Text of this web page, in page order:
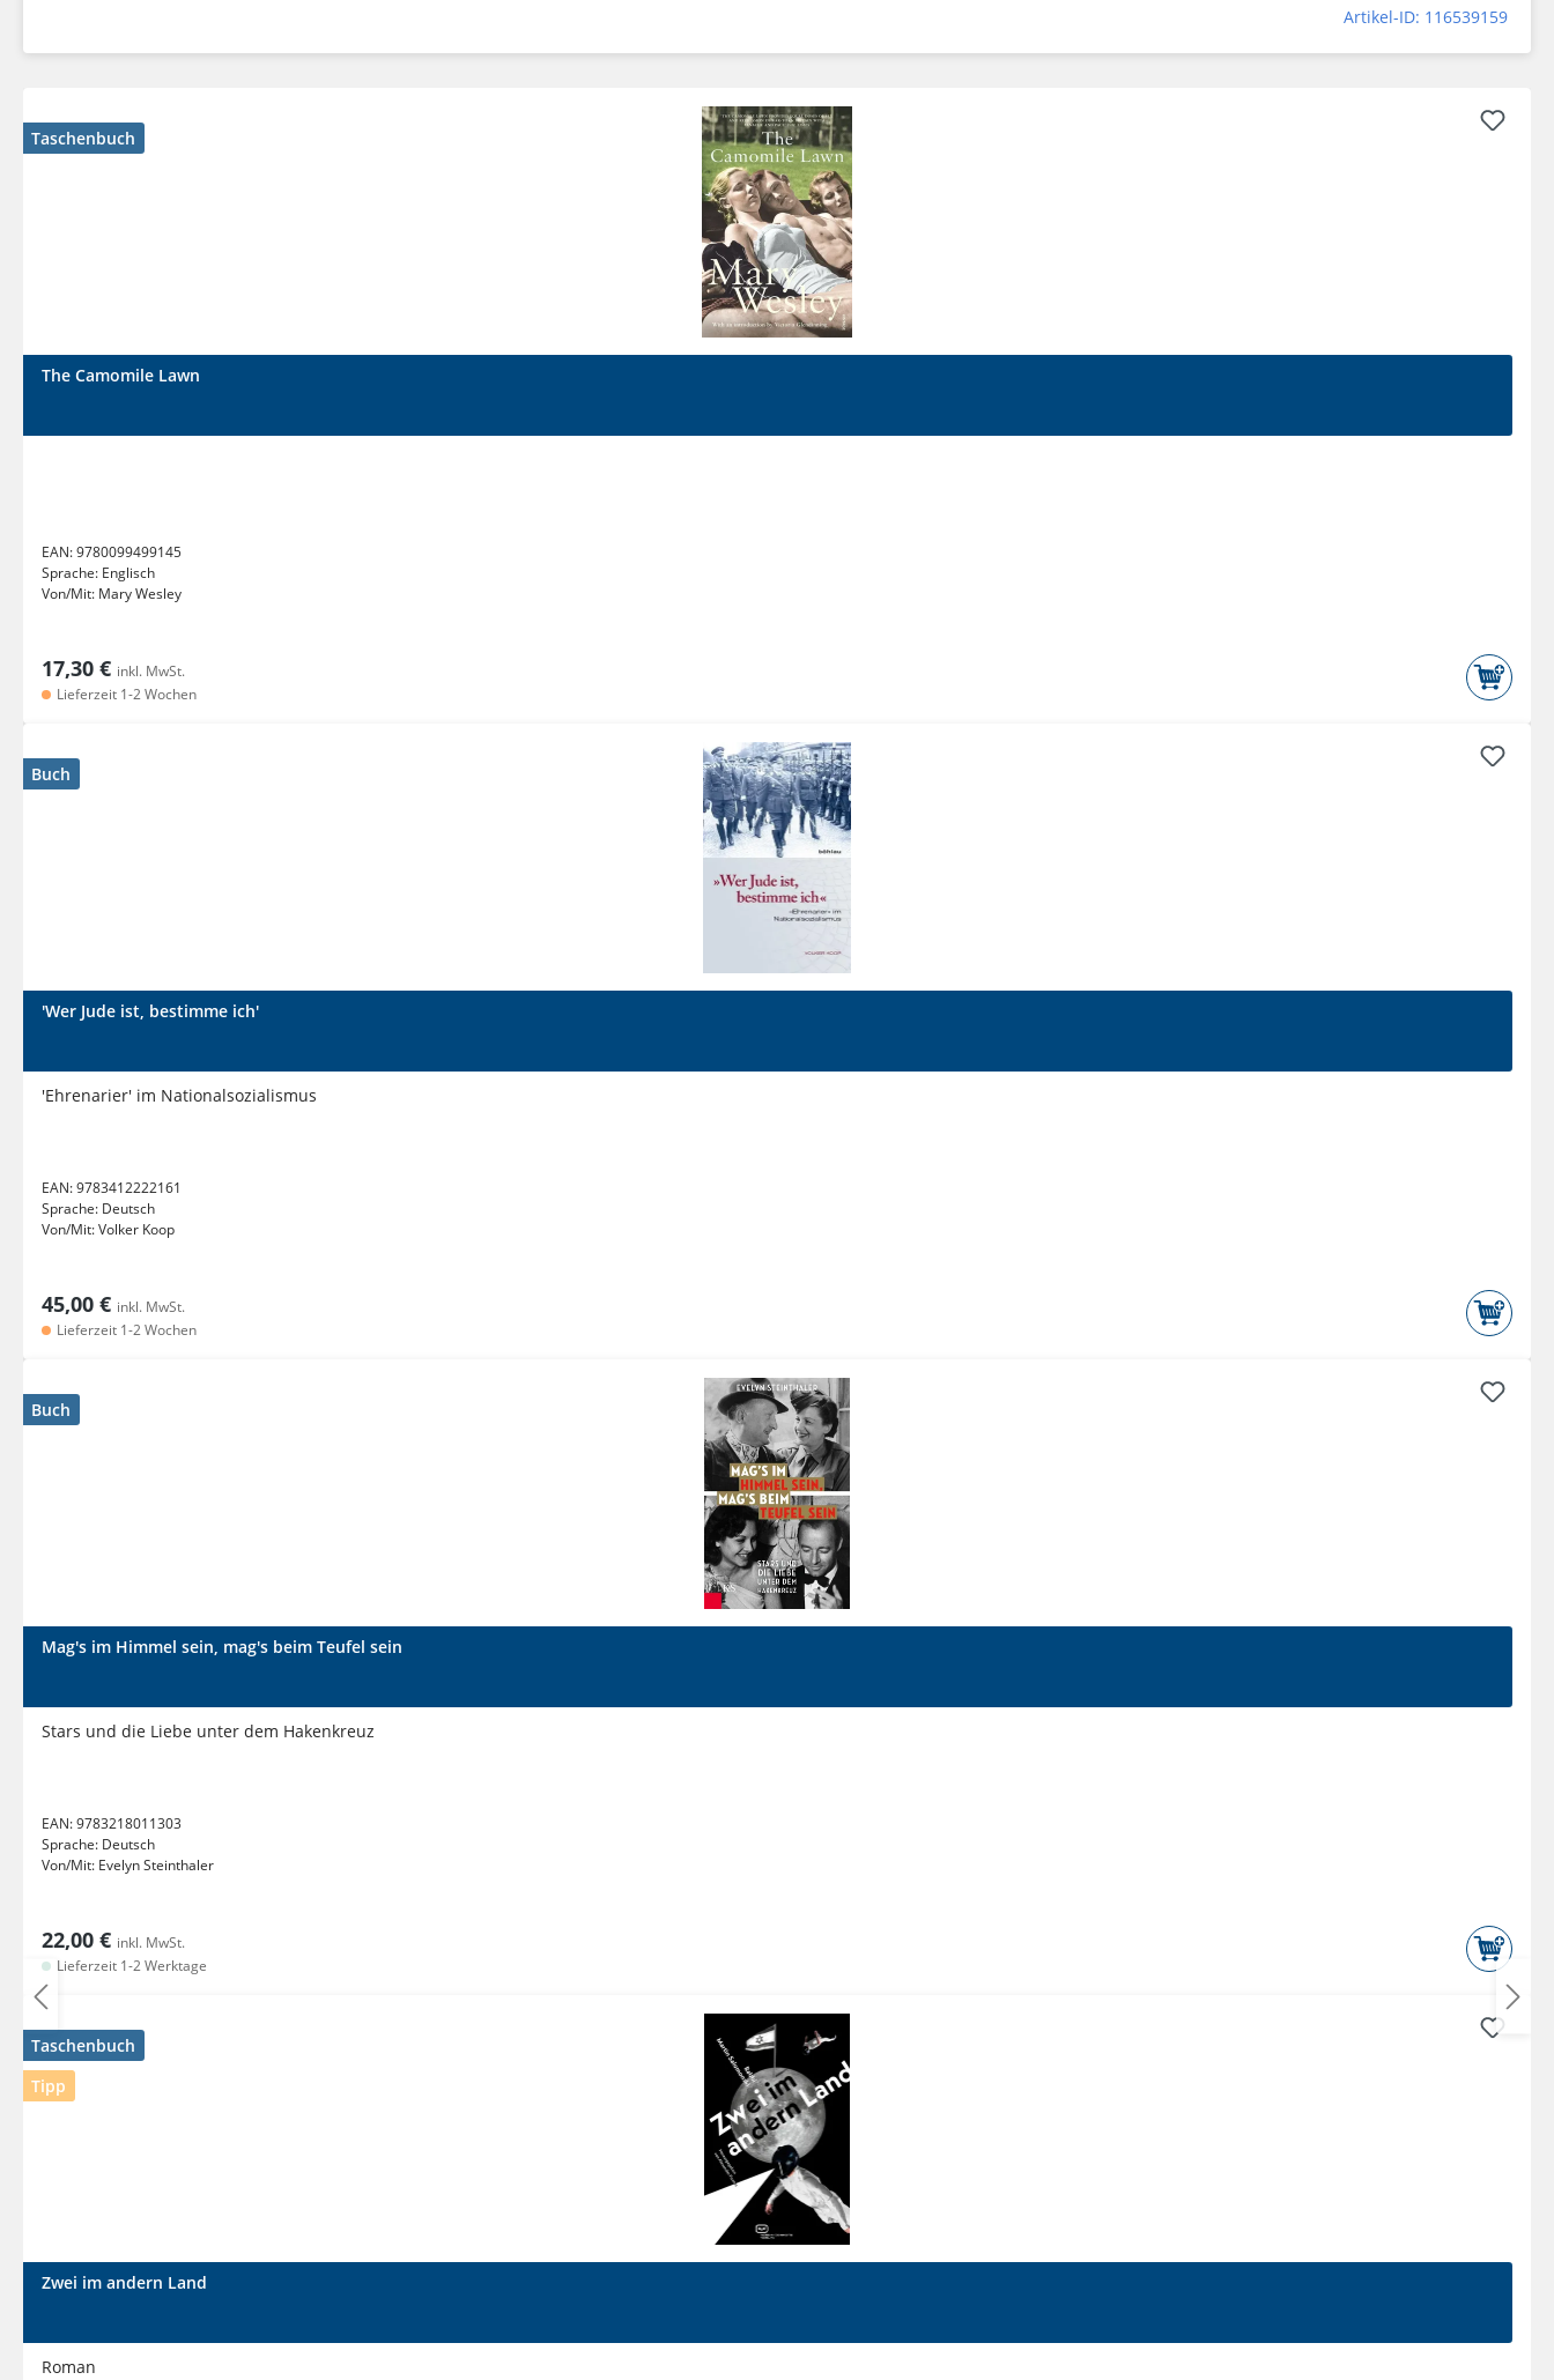
Artikel-ID: 116539159
Taschenbuch
The Camomile Lawn
EAN:9780099499145
Sprache: Englisch
Von/Mit: Mary Wesley
17,30 € inkl. MwSt.
Lieferzeit 1-2 Wochen
Buch
'Wer Jude ist, bestimme ich'
'Ehrenarier' im Nationalsozialismus
EAN:9783412222161
Sprache: Deutsch
Von/Mit:Volker Koop
45,00 € inkl. MwSt.
Lieferzeit 1-2 Wochen
Buch
Mag's im Himmel sein, mag's beim Teufel sein
Stars und die Liebe unter dem Hakenkreuz
EAN:9783218011303
Sprache: Deutsch
Von/Mit: Evelyn Steinthaler
22,00 € inkl. MwSt.
Lieferzeit 1-2 Werktage
Taschenbuch
Tipp
Zwei im andern Land
Roman